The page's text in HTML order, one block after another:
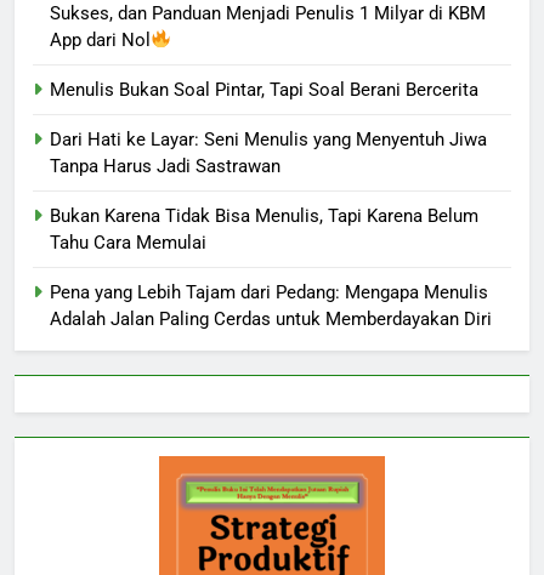
Sukses, dan Panduan Menjadi Penulis 1 Milyar di KBM
App dari Nol
Menulis Bukan Soal Pintar, Tapi Soal Berani Bercerita
Dari Hati ke Layar: Seni Menulis yang Menyentuh Jiwa
Tanpa Harus Jadi Sastrawan
Bukan Karena Tidak Bisa Menulis, Tapi Karena Belum
Tahu Cara Memulai
Pena yang Lebih Tajam dari Pedang: Mengapa Menulis
Adalah Jalan Paling Cerdas untuk Memberdayakan Diri